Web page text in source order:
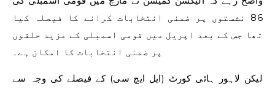
86 نشستوں پر ضمنی انتخابات کرانے کا فیصلہ کیا
تھا جس کے بعد اپریل میں قومی اسمبلی کے مزید حلقوں
پر ضمنی انتخابات کا امکان ہے۔
لیکن لاہور ہائی کورٹ (ایل ایچ سی) کے فیصلے کی وجہ سے